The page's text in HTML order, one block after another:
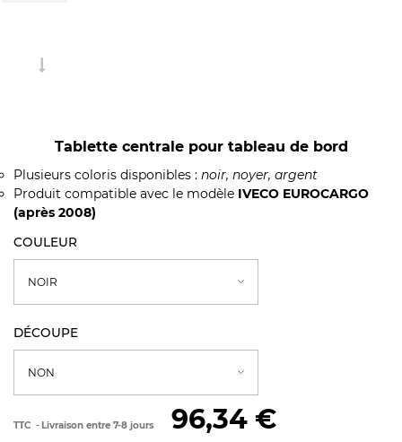
Tablette centrale pour tableau de bord
Plusieurs coloris disponibles : noir, noyer, argent
Produit compatible avec le modèle IVECO EUROCARGO
(après 2008)
COULEUR
DÉCOUPE
96,34 €
TTC Livraison entre 7-8 jours